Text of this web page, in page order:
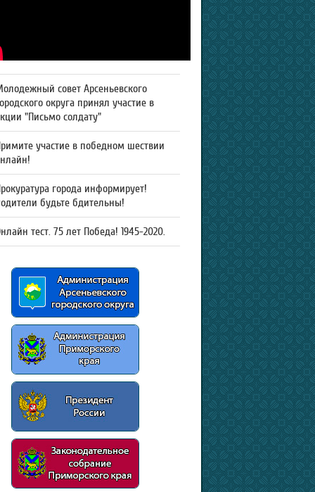
совет Арсеньевского
округа принял участие в
"Письмо солдату"
участие в победном шествии
города информирует!
будьте бдительны!
тест. 75 лет Победа! 1945-2020.